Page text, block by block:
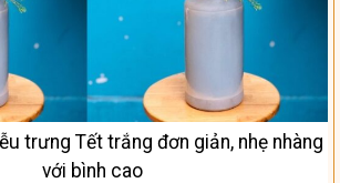
trưng Tết trắng đơn giản, nhẹ nhàng
với bình cao